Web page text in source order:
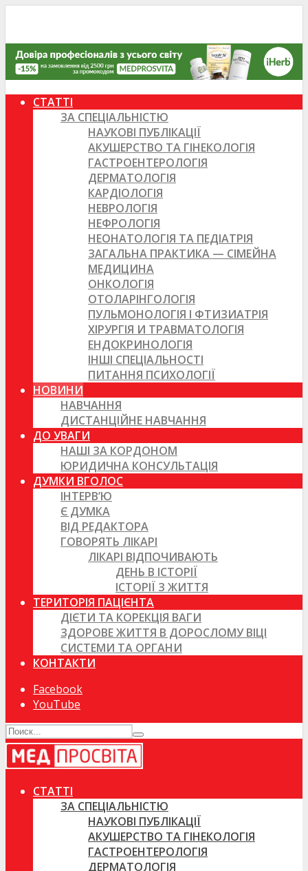
СТАТТІ
ЗА СПЕЦІАЛЬНІСТЮ
НАУКОВІ ПУБЛІКАЦІЇ
АКУШЕРСТВО ТА ГІНЕКОЛОГІЯ
ГАСТРОЕНТЕРОЛОГІЯ
ДЕРМАТОЛОГІЯ
КАРДІОЛОГІЯ
НЕВРОЛОГІЯ
НЕФРОЛОГІЯ
НЕОНАТОЛОГІЯ ТА ПЕДІАТРІЯ
ЗАГАЛЬНА ПРАКТИКА — СІМЕЙНА
МЕДИЦИНА
ОНКОЛОГІЯ
ОТОЛАРІНГОЛОГІЯ
ПУЛЬМОНОЛОГІЯ І ФТИЗИАТРІЯ
ХІРУРГІЯ И ТРАВМАТОЛОГІЯ
ЕНДОКРИНОЛОГІЯ
ІНШІ СПЕЦІАЛЬНОСТІ
ПИТАННЯ ПСИХОЛОГІЇ
НОВИНИ
НАВЧАННЯ
ДИСТАНЦІЙНЕ НАВЧАННЯ
ДО УВАГИ
НАШІ ЗА КОРДОНОМ
ЮРИДИЧНА КОНСУЛЬТАЦІЯ
ДУМКИ ВГОЛОС
ІНТЕРВ’Ю
Є ДУМКА
ВІД РЕДАКТОРА
ГОВОРЯТЬ ЛІКАРІ
ЛІКАРІ ВІДПОЧИВАЮТЬ
ДЕНЬ В ІСТОРІЇ
ІСТОРІЇ З ЖИТТЯ
ТЕРИТОРІЯ ПАЦІЄНТА
ДІЄТИ ТА КОРЕКЦІЯ ВАГИ
ЗДОРОВЕ ЖИТТЯ В ДОРОСЛОМУ ВІЦІ
СИСТЕМИ ТА ОРГАНИ
КОНТАКТИ
Facebook
YouTube
СТАТТІ
ЗА СПЕЦІАЛЬНІСТЮ
НАУКОВІ ПУБЛІКАЦІЇ
АКУШЕРСТВО ТА ГІНЕКОЛОГІЯ
ГАСТРОЕНТЕРОЛОГІЯ
ДЕРМАТОЛОГІЯ